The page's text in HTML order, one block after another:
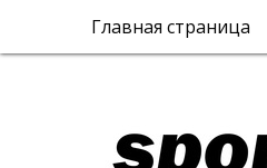
Главная страница